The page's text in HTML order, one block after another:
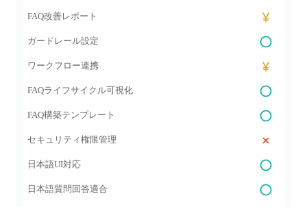
FAQ改善レポート
ガードレール設定
ワークフロー連携
FAQライフサイクル可視化
FAQ構築テンプレート
セキュリティ権限管理
日本語UI対応
日本語質問回答適合